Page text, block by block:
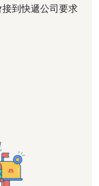
到快遞公司要求